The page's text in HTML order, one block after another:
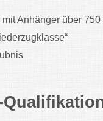
Anhänger über 750